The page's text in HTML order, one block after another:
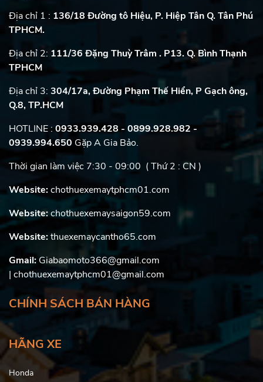
Địa chỉ 1 : 136/18 Đường tô Hiệu, P. Hiệp Tân Q. Tân Phú
TPHCM.
Địa chỉ 2: 111/36 Đặng Thuỳ Trâm . P13. Q. Bình Thạnh
TPHCM
Địa chỉ 3: 304/17a, Đường Phạm Thế Hiển, P Gạch ông,
Q.8, TP.HCM
HOTLINE : 0933.939.428 - 0899.928.982 -
0939.994.650 Gặp A Gia Bảo.
Thời gian làm việc 7:30 - 09:00 ( Thứ 2 : CN )
Website:chothuexemaytphcm01.com
Website:chothuexemaysaigon59.com
Website:thuexemaycantho65.com
Gmail: Giabaomoto366@gmail.com
| chothuexemaytphcm01@gmail.com
CHÍNH SÁCH BÁN HÀNG
HÃNG XE
Honda